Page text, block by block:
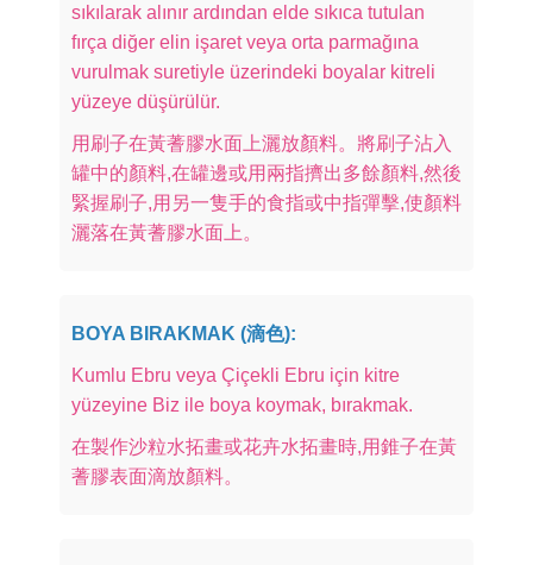
sıkılarak alınır ardından elde sıkıca tutulan
fırça diğer elin işaret veya orta parmağına
vurulmak suretiyle üzerindeki boyalar kitreli
yüzeye düşürülür.
用刷子在黃蓍膠水面上灑放顏料。將刷子沾入
罐中的顏料,在罐邊或用兩指擠出多餘顏料,然後
緊握刷子,用另一隻手的食指或中指彈擊,使顏料
灑落在黃蓍膠水面上。
BOYA BIRAKMAK (滴色):
Kumlu Ebru veya Çiçekli Ebru için kitre
yüzeyine Biz ile boya koymak, bırakmak.
在製作沙粒水拓畫或花卉水拓畫時,用錐子在黃
蓍膠表面滴放顏料。